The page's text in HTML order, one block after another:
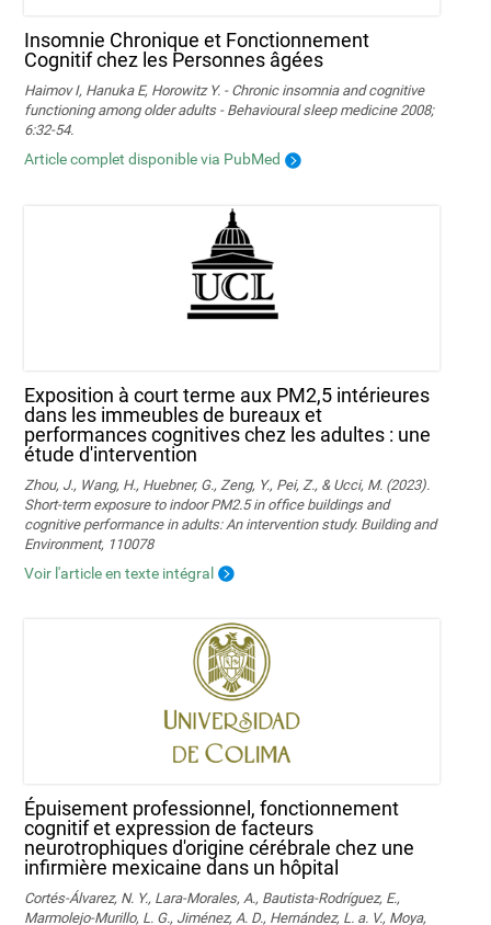
Insomnie Chronique et Fonctionnement
Cognitif chez les Personnes âgées
Haimov I, Hanuka E, Horowitz Y. - Chronic insomnia and cognitive
functioning among older adults - Behavioural sleep medicine 2008;
6:32-54.
Article complet disponible via PubMed
Exposition à court terme aux PM2,5 intérieures
dans les immeubles de bureaux et
performances cognitives chez les adultes : une
étude d'intervention
Zhou, J., Wang, H., Huebner, G., Zeng, Y., Pei, Z., & Ucci, M. (2023).
Short-term exposure to indoor PM2.5 in office buildings and
cognitive performance in adults: An intervention study. Building and
Environment, 110078
Voir l'article en texte intégral
Épuisement professionnel, fonctionnement
cognitif et expression de facteurs
neurotrophiques d'origine cérébrale chez une
infirmière mexicaine dans un hôpital
Cortés-Álvarez, N. Y., Lara-Morales, A., Bautista-Rodríguez, E.,
Marmolejo-Murillo, L. G., Jiménez, A. D., Hernández, L. a. V., Moya,